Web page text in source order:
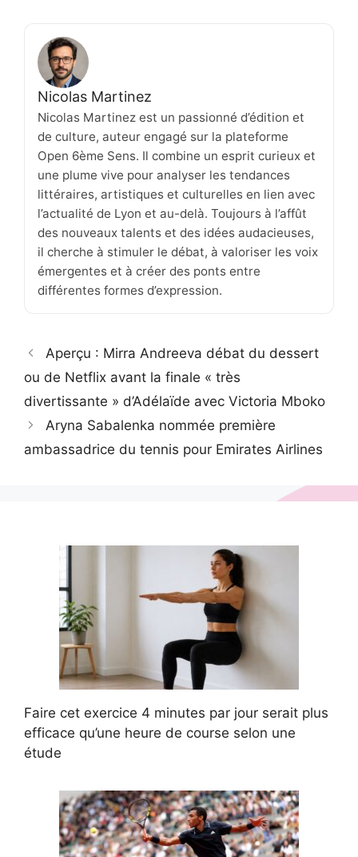
Nicolas Martinez
Nicolas Martinez est un passionné d’édition et
de culture, auteur engagé sur la plateforme
Open 6ème Sens. Il combine un esprit curieux et
une plume vive pour analyser les tendances
littéraires, artistiques et culturelles en lien avec
l’actualité de Lyon et au-delà. Toujours à l’affût
des nouveaux talents et des idées audacieuses,
il cherche à stimuler le débat, à valoriser les voix
émergentes et à créer des ponts entre
différentes formes d’expression.
Aperçu : Mirra Andreeva débat du dessert
ou de Netflix avant la finale « très
divertissante » d’Adélaïde avec Victoria Mboko
Aryna Sabalenka nommée première
ambassadrice du tennis pour Emirates Airlines
Faire cet exercice 4 minutes par jour serait plus
efficace qu’une heure de course selon une
étude